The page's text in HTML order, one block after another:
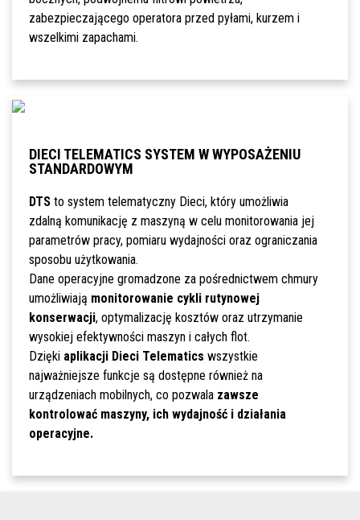
zabezpieczającego operatora przed pyłami, kurzem i
wszelkimi zapachami.
DIECI TELEMATICS SYSTEM W WYPOSAŻENIU
STANDARDOWYM
DTSto system telematyczny Dieci, który umożliwia
zdalną komunikację z maszyną w celu monitorowania jej
parametrów pracy, pomiaru wydajności oraz ograniczania
sposobu użytkowania.
Dane operacyjne gromadzone za pośrednictwem chmury
umożliwiają monitorowanie cykli rutynowej
konserwacji, optymalizację kosztów oraz utrzymanie
wysokiej efektywności maszyn i całych flot.
Dzięki aplikacji Dieci Telematics wszystkie
najważniejsze funkcje są dostępne również na
urządzeniach mobilnych, co pozwala zawsze
kontrolować maszyny, ich wydajność i działania
operacyjne.